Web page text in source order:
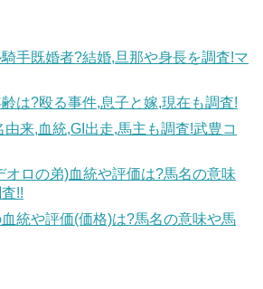
手既婚者?結婚,旦那や身長を調査!マ
は?殴る事件,息子と嫁,現在も調査!
来,血統,GI出走,馬主も調査!武豊コ
オロの弟)血統や評価は?馬名の意味
!!
統や評価(価格)は?馬名の意味や馬